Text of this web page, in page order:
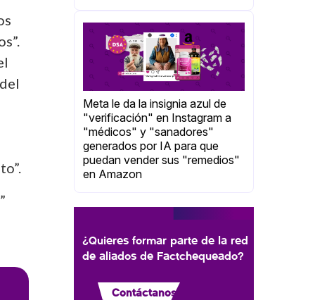
Meta le da la insignia azul de
"verificación" en Instagram a
"médicos" y "sanadores"
generados por IA para que
puedan vender sus "remedios"
en Amazon
¿Quieres formar parte de la red
de aliados de Factchequeado?
Contáctanos